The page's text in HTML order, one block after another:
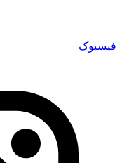
فیسبوک